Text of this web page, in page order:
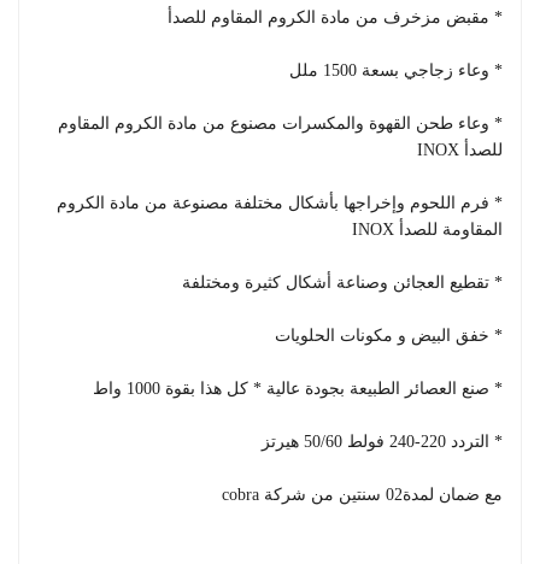
* مقبض مزخرف من مادة الكروم المقاوم للصدأ
* وعاء زجاجي بسعة 1500 ملل
* وعاء طحن القهوة والمكسرات مصنوع من مادة الكروم المقاوم
للصدأ INOX
* فرم اللحوم وإخراجها بأشكال مختلفة مصنوعة من مادة الكروم
المقاومة للصدأ INOX
* تقطيع العجائن وصناعة أشكال كثيرة ومختلفة
* خفق البيض و مكونات الحلويات
* صنع العصائر الطبيعة بجودة عالية * كل هذا بقوة 1000 واط
* التردد 220-240 فولط 50/60 هيرتز
مع ضمان لمدة02 سنتين من شركة cobra